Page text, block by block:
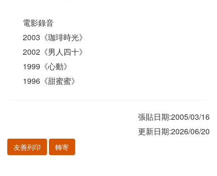
電影錄音
2003《珈琲時光》
2002《男人四十》
1999《心動》
1996《甜蜜蜜》
張貼日期:2005/03/16
更新日期:2026/06/20
友善列印 轉寄